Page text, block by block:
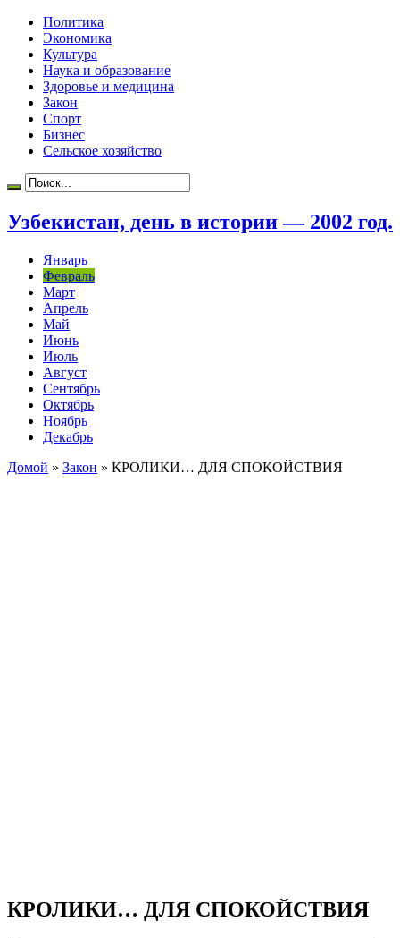
Политика
Экономика
Культура
Наука и образование
Здоровье и медицина
Закон
Спорт
Бизнес
Сельское хозяйство
Узбекистан, день в истории — 2002 год.
Январь
Февраль
Март
Апрель
Май
Июнь
Июль
Август
Сентябрь
Октябрь
Ноябрь
Декабрь
Домой » Закон » КРОЛИКИ… ДЛЯ СПОКОЙСТВИЯ
КРОЛИКИ… ДЛЯ СПОКОЙСТВИЯ